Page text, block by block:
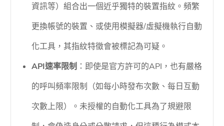
資訊等）組合出一個近乎獨特的裝置指紋。頻繁
更換帳號的裝置、或使用模擬器/虛擬機執行自動
化工具，其指紋特徵會被標記為可疑。
API速率限制 ：即使是官方許可的API，也有嚴格
的呼叫頻率限制（如每小時發布次數、每日互動
次數上限）。未授權的自動化工具為了規避限